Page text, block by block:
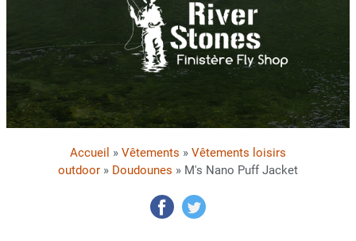
Accueil » Vêtements » Vêtements loisirs
outdoor » Doudounes » M's Nano Puff Jacket